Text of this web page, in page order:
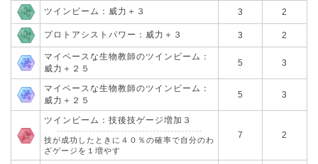
ツインビーム：威力＋３ 3 2
プロトアシストパワー：威力＋３ 3 2
マイペースな生物教師のツインビーム：
威力＋２５
5 3
マイペースな生物教師のツインビーム：
威力＋２５
5 3
ツインビーム：技後技ゲージ増加３
技が成功したときに４０％の確率で自分のわ
ざゲージを１増やす
7 2